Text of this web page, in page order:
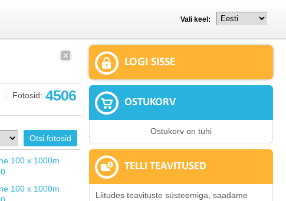
Vali keel:
Fotosid: 4506
LOGI SISSE
OSTUKORV
Ostukorv on tühi
TELLI TEAVITUSED
Liitudes teavituste süsteemiga, saadame